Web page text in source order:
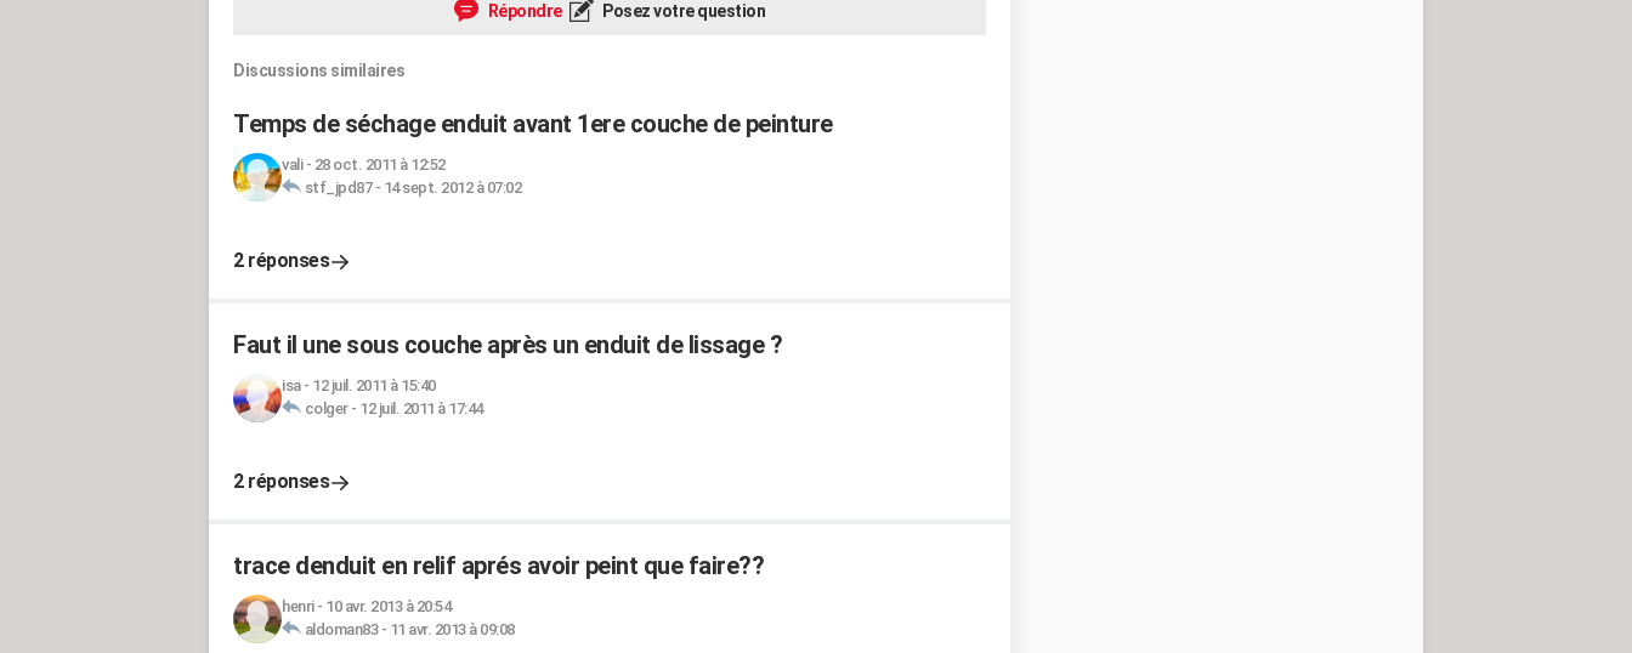
Répondre Posez votre question
Discussions similaires
Temps de séchage enduit avant 1ere couche de peinture
vali- 28 oct. 2011 à 12:52
stf_jpd87- 14 sept. 2012 à 07:02
2 réponses
Faut il une sous couche après un enduit de lissage ?
isa- 12 juil. 2011 à 15:40
colger- 12 juil. 2011 à 17:44
2 réponses
trace denduit en relif aprés avoir peint que faire??
henri- 10 avr. 2013 à 20:54
aldoman83- 11 avr. 2013 à 09:08